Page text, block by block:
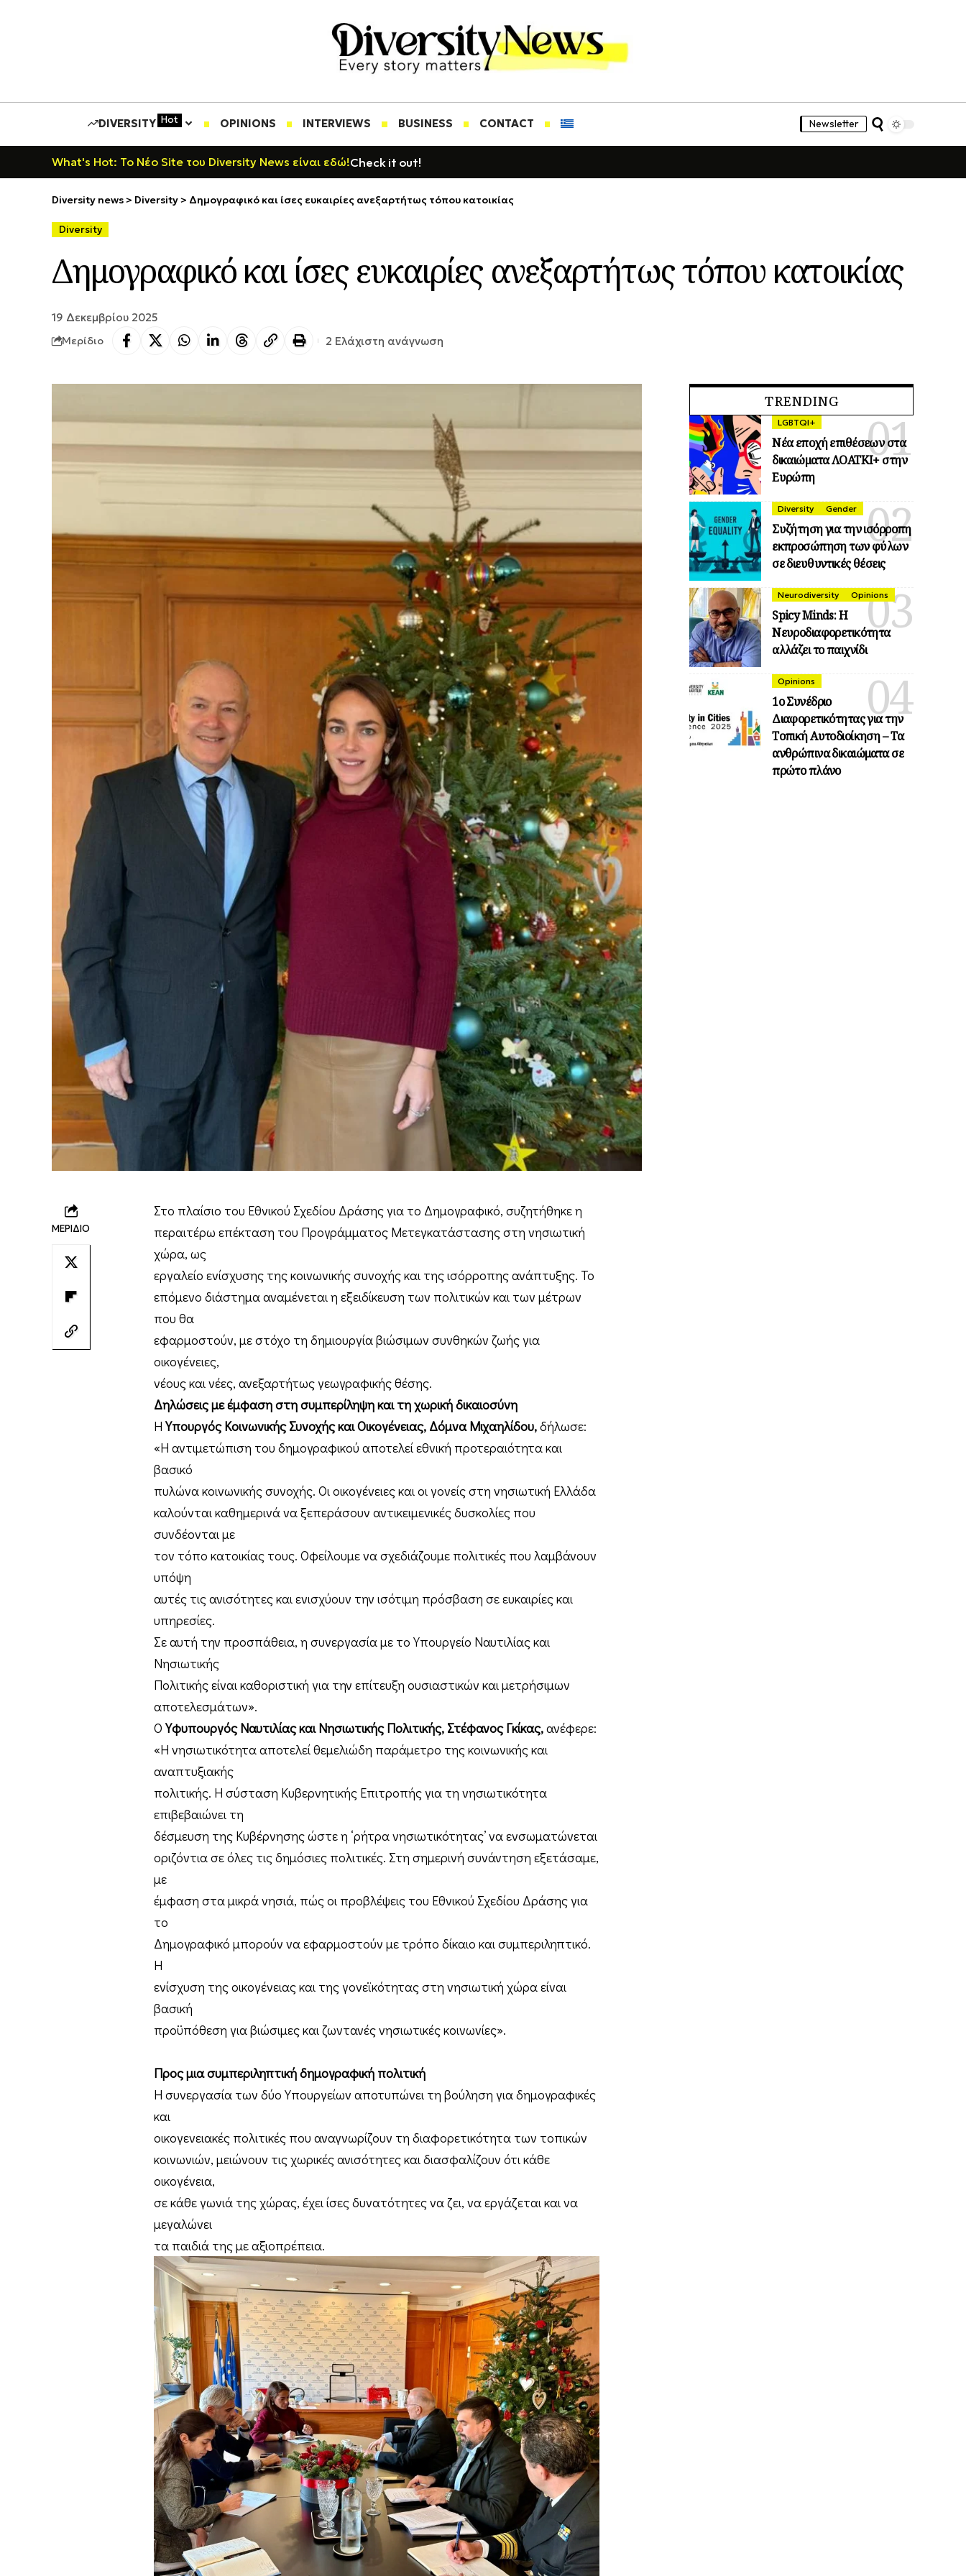
DIVERSITY Hot OPINIONS INTERVIEWS BUSINESS CONTACT Newsletter
What's Hot: Το Νέο Site του Diversity News είναι εδώ!Check it out!
Diversity news> Diversity> Δημογραφικό και ίσες ευκαιρίες ανεξαρτήτως τόπου κατοικίας
Diversity
Δημογραφικό και ίσες ευκαιρίες ανεξαρτήτως τόπου κατοικίας
19 Δεκεμβρίου 2025
Μερίδιο 2 Ελάχιστη ανάγνωση
ΜΕΡΙΔΙΟ
Στο πλαίσιο του Εθνικού Σχεδίου Δράσης για το Δημογραφικό, συζητήθηκε η
περαιτέρω επέκταση του Προγράμματος Μετεγκατάστασης στη νησιωτική
χώρα, ως
εργαλείο ενίσχυσης της κοινωνικής συνοχής και της ισόρροπης ανάπτυξης. Το
επόμενο διάστημα αναμένεται η εξειδίκευση των πολιτικών και των μέτρων
που θα
εφαρμοστούν, με στόχο τη δημιουργία βιώσιμων συνθηκών ζωής για
οικογένειες,
νέους και νέες, ανεξαρτήτως γεωγραφικής θέσης.
Δηλώσεις με έμφαση στη συμπερίληψη και τη χωρική δικαιοσύνη
ΗΥπουργός Κοινωνικής Συνοχής και Οικογένειας, Δόμνα Μιχαηλίδου,δήλωσε:
«Η αντιμετώπιση του δημογραφικού αποτελεί εθνική προτεραιότητα και
βασικό
πυλώνα κοινωνικής συνοχής. Οι οικογένειες και οι γονείς στη νησιωτική Ελλάδα
καλούνται καθημερινά να ξεπεράσουν αντικειμενικές δυσκολίες που
συνδέονται με
τον τόπο κατοικίας τους. Οφείλουμε να σχεδιάζουμε πολιτικές που λαμβάνουν
υπόψη
αυτές τις ανισότητες και ενισχύουν την ισότιμη πρόσβαση σε ευκαιρίες και
υπηρεσίες.
Σε αυτή την προσπάθεια, η συνεργασία με το Υπουργείο Ναυτιλίας και
Νησιωτικής
Πολιτικής είναι καθοριστική για την επίτευξη ουσιαστικών και μετρήσιμων
αποτελεσμάτων».
ΟΥφυπουργός Ναυτιλίας και Νησιωτικής Πολιτικής, Στέφανος Γκίκας,ανέφερε:
«Η νησιωτικότητα αποτελεί θεμελιώδη παράμετρο της κοινωνικής και
αναπτυξιακής
πολιτικής. Η σύσταση Κυβερνητικής Επιτροπής για τη νησιωτικότητα
επιβεβαιώνει τη
δέσμευση της Κυβέρνησης ώστε η ‘ρήτρα νησιωτικότητας’ να ενσωματώνεται
οριζόντια σε όλες τις δημόσιες πολιτικές. Στη σημερινή συνάντηση εξετάσαμε,
με
έμφαση στα μικρά νησιά, πώς οι προβλέψεις του Εθνικού Σχεδίου Δράσης για
το
Δημογραφικό μπορούν να εφαρμοστούν με τρόπο δίκαιο και συμπεριληπτικό.
Η
ενίσχυση της οικογένειας και της γονεϊκότητας στη νησιωτική χώρα είναι
βασική
προϋπόθεση για βιώσιμες και ζωντανές νησιωτικές κοινωνίες».
Προς μια συμπεριληπτική δημογραφική πολιτική
Η συνεργασία των δύο Υπουργείων αποτυπώνει τη βούληση για δημογραφικές
και
οικογενειακές πολιτικές που αναγνωρίζουν τη διαφορετικότητα των τοπικών
κοινωνιών, μειώνουν τις χωρικές ανισότητες και διασφαλίζουν ότι κάθε
οικογένεια,
σε κάθε γωνιά της χώρας, έχει ίσες δυνατότητες να ζει, να εργάζεται και να
μεγαλώνει
τα παιδιά της με αξιοπρέπεια.
TRENDING
LGBTQI+
Νέα εποχή επιθέσεων στα
δικαιώματα ΛΟΑΤΚΙ+ στην
Ευρώπη
Diversity Gender
Συζήτηση για την ισόρροπη
εκπροσώπηση των φύλων
σε διευθυντικές θέσεις
Neurodiversity Opinions
Spicy Minds: Η
Νευροδιαφορετικότητα
αλλάζει το παιχνίδι
Opinions
1ο Συνέδριο
Διαφορετικότητας για την
Τοπική Αυτοδιοίκηση – Τα
ανθρώπινα δικαιώματα σε
πρώτο πλάνο